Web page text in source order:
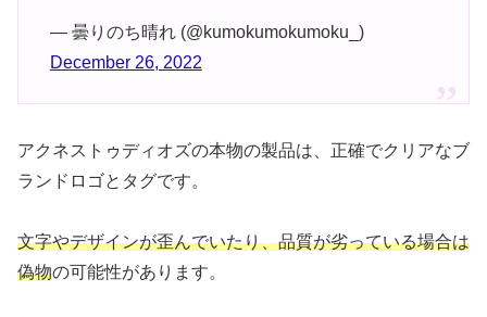
— 曇りのち晴れ (@kumokumokumoku_)
December 26, 2022
アクネストゥディオズの本物の製品は、正確でクリアなブ
ランドロゴとタグです。
文字やデザインが歪んでいたり、品質が劣っている場合は
偽物の可能性があります。